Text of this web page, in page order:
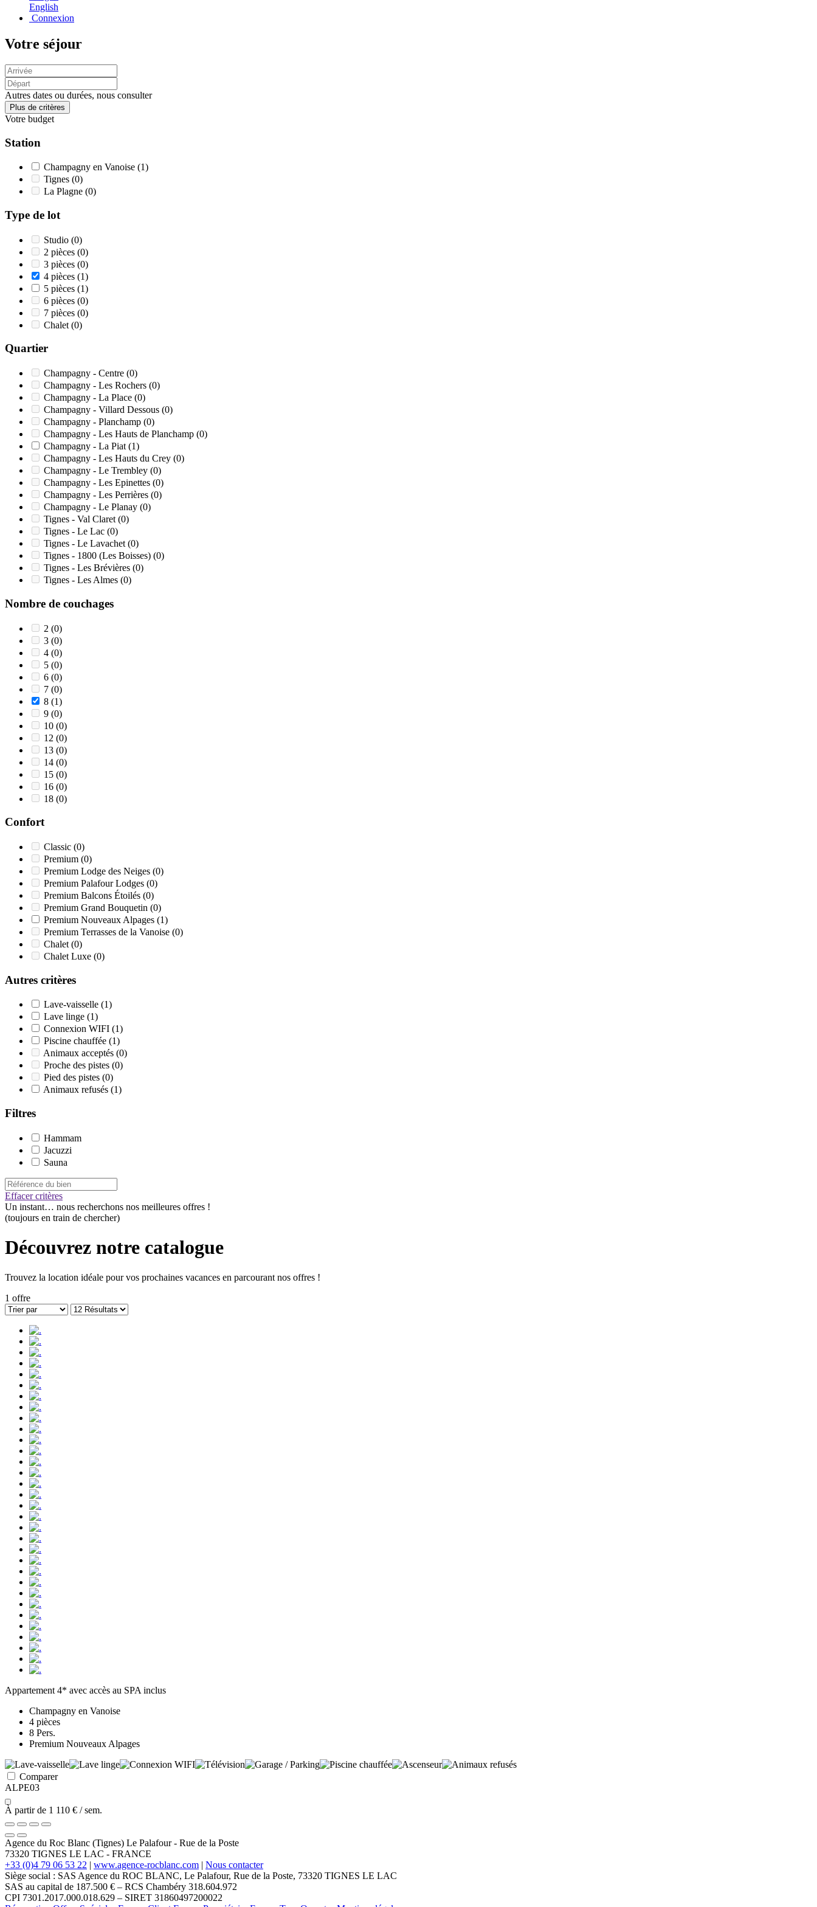
English
Connexion
Votre séjour
Autres dates ou durées, nous consulter
Plus de critères
Votre budget
Station
Champagny en Vanoise (1)
Tignes (0)
La Plagne (0)
Type de lot
Studio (0)
2 pièces (0)
3 pièces (0)
4 pièces (1)
5 pièces (1)
6 pièces (0)
7 pièces (0)
Chalet (0)
Quartier
Champagny - Centre (0)
Champagny - Les Rochers (0)
Champagny - La Place (0)
Champagny - Villard Dessous (0)
Champagny - Planchamp (0)
Champagny - Les Hauts de Planchamp (0)
Champagny - La Piat (1)
Champagny - Les Hauts du Crey (0)
Champagny - Le Trembley (0)
Champagny - Les Epinettes (0)
Champagny - Les Perrières (0)
Champagny - Le Planay (0)
Tignes - Val Claret (0)
Tignes - Le Lac (0)
Tignes - Le Lavachet (0)
Tignes - 1800 (Les Boisses) (0)
Tignes - Les Brévières (0)
Tignes - Les Almes (0)
Nombre de couchages
2 (0)
3 (0)
4 (0)
5 (0)
6 (0)
7 (0)
8 (1)
9 (0)
10 (0)
12 (0)
13 (0)
14 (0)
15 (0)
16 (0)
18 (0)
Confort
Classic (0)
Premium (0)
Premium Lodge des Neiges (0)
Premium Palafour Lodges (0)
Premium Balcons Étoilés (0)
Premium Grand Bouquetin (0)
Premium Nouveaux Alpages (1)
Premium Terrasses de la Vanoise (0)
Chalet (0)
Chalet Luxe (0)
Autres critères
Lave-vaisselle (1)
Lave linge (1)
Connexion WIFI (1)
Piscine chauffée (1)
Animaux acceptés (0)
Proche des pistes (0)
Pied des pistes (0)
Animaux refusés (1)
Filtres
Hammam
Jacuzzi
Sauna
Effacer critères
Un instant… nous recherchons nos meilleures offres !
(toujours en train de chercher)
Découvrez notre catalogue
Trouvez la location idéale pour vos prochaines vacances en parcourant nos offres !
1 offre
Appartement 4* avec accès au SPA inclus
Champagny en Vanoise
4 pièces
8 Pers.
Premium Nouveaux Alpages
Comparer
ALPE03
À partir de 1 110 € / sem.
Agence du Roc Blanc (Tignes) Le Palafour- Rue de la Poste
73320 TIGNES LE LAC - FRANCE
+33 (0)4 79 06 53 22 | www.agence-rocblanc.com | Nous contacter
Siège social : SAS Agence du ROC BLANC, Le Palafour, Rue de la Poste, 73320 TIGNES LE LAC
SAS au capital de 187.500 € – RCS Chambéry 318.604.972
CPI 7301.2017.000.018.629 – SIRET 31860497200022